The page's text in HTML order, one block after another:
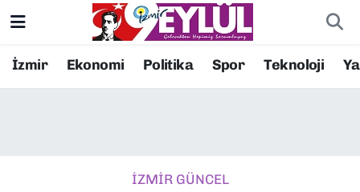
İzmir Ekonomi Politika Spor Teknoloji
İZMİR GÜNCEL
Resmi İlanlar
Konak Nöbetçi Eczaneler
Süper Lig Puan Durumu ve Fikstür